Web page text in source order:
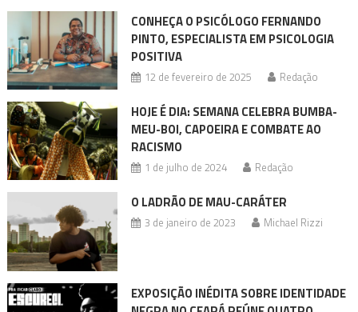
CONHEÇA O PSICÓLOGO FERNANDO
PINTO, ESPECIALISTA EM PSICOLOGIA
POSITIVA
12 de fevereiro de 2025 Redação
HOJE É DIA: SEMANA CELEBRA BUMBA-
MEU-BOI, CAPOEIRA E COMBATE AO
RACISMO
1 de julho de 2024 Redação
O LADRÃO DE MAU-CARÁTER
3 de janeiro de 2023 Michael Rizzi
EXPOSIÇÃO INÉDITA SOBRE IDENTIDADE